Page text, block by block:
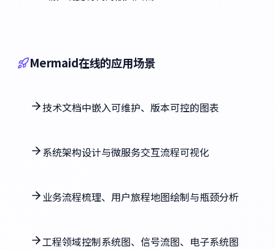
Mermaid在线的应用场景
技术文档中嵌入可维护、版本可控的图表
系统架构设计与微服务交互流程可视化
业务流程梳理、用户旅程地图绘制与瓶颈分析
工程领域控制系统图、信号流图、电子系统图